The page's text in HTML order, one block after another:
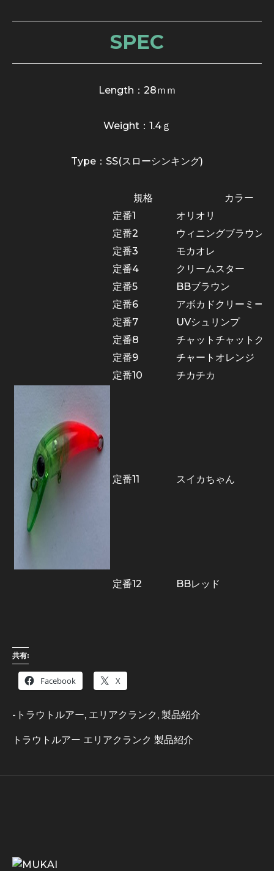
SPEC
Length：28ｍｍ
Weight：1.4ｇ
Type：SS(スローシンキング)
規格
カラー
定番1
オリオリ
定番2
ウィニングブラウン
定番3
モカオレ
定番4
クリームスター
定番5
BBブラウン
定番6
アボカドクリーミー
定番7
UVシュリンプ
定番8
チャットチャットグ
定番9
チャートオレンジ
定番10
チカチカ
定番11 スイカちゃん
定番12 BBレッド
共有:
Facebook X
- トラウトルアー, エリアクランク , 製品紹介
トラウトルアー エリアクランク 製品紹介